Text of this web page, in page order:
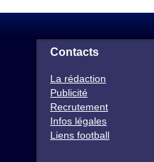
Contacts
La rédaction
Publicité
Recrutement
Infos légales
Liens football